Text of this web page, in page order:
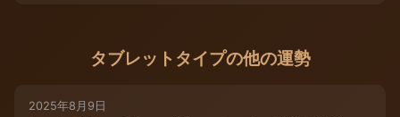
タブレットタイプの他の運勢
2025年8月9日